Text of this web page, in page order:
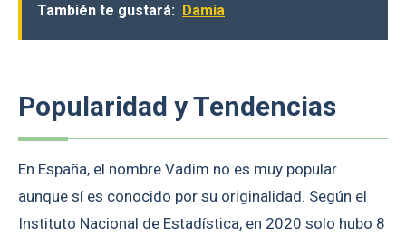
También te gustará: Damia
Popularidad y Tendencias
En España, el nombre Vadim no es muy popular
aunque sí es conocido por su originalidad. Según el
Instituto Nacional de Estadística, en 2020 solo hubo 8